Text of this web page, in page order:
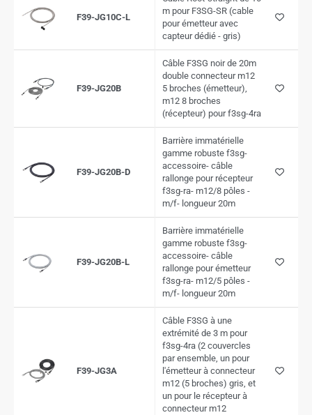
F39-JG10C-L
m pour F3SG-SR (cable
pour émetteur avec
capteur dédié - gris)
F39-JG20B
Câble F3SG noir de 20m
double connecteur m12
5 broches (émetteur),
m12 8 broches
(récepteur) pour f3sg-4ra
F39-JG20B-D
Barrière immatérielle
gamme robuste f3sg-
accessoire- câble
rallonge pour récepteur
f3sg-ra- m12/8 pôles -
m/f- longueur 20m
F39-JG20B-L
Barrière immatérielle
gamme robuste f3sg-
accessoire- câble
rallonge pour émetteur
f3sg-ra- m12/5 pôles -
m/f- longueur 20m
F39-JG3A
Câble F3SG à une
extrémité de 3 m pour
f3sg-4ra (2 couvercles
par ensemble, un pour
l'émetteur à connecteur
m12 (5 broches) gris, et
un pour le récepteur à
connecteur m12